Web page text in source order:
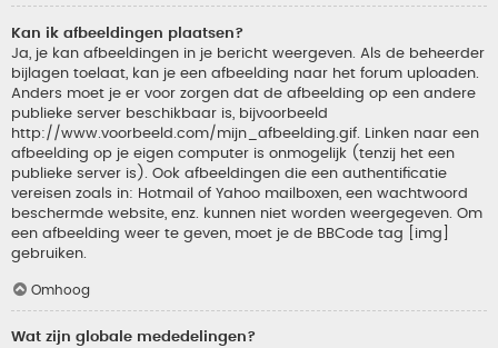
Kan ik afbeeldingen plaatsen?
Ja, je kan afbeeldingen in je bericht weergeven. Als de beheerder
bijlagen toelaat, kan je een afbeelding naar het forum uploaden.
Anders moet je er voor zorgen dat de afbeelding op een andere
publieke server beschikbaar is, bijvoorbeeld
http://www.voorbeeld.com/mijn_afbeelding.gif. Linken naar een
afbeelding op je eigen computer is onmogelijk (tenzij het een
publieke server is). Ook afbeeldingen die een authentificatie
vereisen zoals in: Hotmail of Yahoo mailboxen, een wachtwoord
beschermde website, enz. kunnen niet worden weergegeven. Om
een afbeelding weer te geven, moet je de BBCode tag [img]
gebruiken.
Omhoog
Wat zijn globale mededelingen?